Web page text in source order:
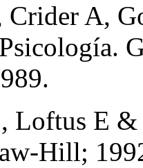
Crider A,
Loftus E
Hill;